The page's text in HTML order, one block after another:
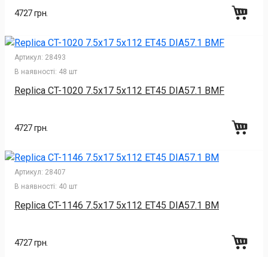
4727 грн.
Артикул: 28493
В наявності: 48 шт
Replica CT-1020 7.5x17 5x112 ET45 DIA57.1 BMF
4727 грн.
Артикул: 28407
В наявності: 40 шт
Replica CT-1146 7.5x17 5x112 ET45 DIA57.1 BM
4727 грн.